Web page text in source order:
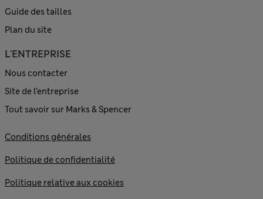
Guide des tailles
Plan du site
L'ENTREPRISE
Nous contacter
Site de l’entreprise
Tout savoir sur Marks & Spencer
Conditions générales
Politique de confidentialité
Politique relative aux cookies